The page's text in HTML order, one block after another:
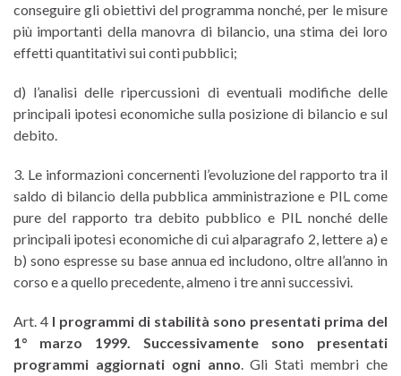
conseguire gli obiettivi del programma nonché, per le misure
più importanti della manovra di bilancio, una stima dei loro
effetti quantitativi sui conti pubblici;
d) l’analisi delle ripercussioni di eventuali modifiche delle
principali ipotesi economiche sulla posizione di bilancio e sul
debito.
3. Le informazioni concernenti l’evoluzione del rapporto tra il
saldo di bilancio della pubblica amministrazione e PIL come
pure del rapporto tra debito pubblico e PIL nonché delle
principali ipotesi economiche di cui alparagrafo 2, lettere a) e
b) sono espresse su base annua ed includono, oltre all’anno in
corso e a quello precedente, almeno i tre anni successivi.
Art. 4 I programmi di stabilità sono presentati prima del
1° marzo 1999. Successivamente sono presentati
programmi aggiornati ogni anno. Gli Stati membri che